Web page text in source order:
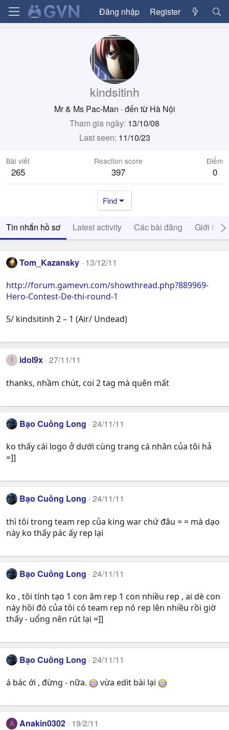
Đăng nhập Register
kindsitinh
Mr & Ms Pac-Man · đến từ Hà Nội
Tham gia ngày 13/10/08
Last seen 11/10/23
Bài viết
265
Reaction score
397
Điểm
0
Find
Tin nhắn hồ sơ Latest activity Các bài đăng Giới thiệu
Tom_Kazansky 13/12/11
http://forum.gamevn.com/showthread.php?889969-
Hero-Contest-De-thi-round-1
5/ kindsitinh 2 – 1 (Air/ Undead)
idol9x 27/11/11
thanks, nhầm chút, coi 2 tag mà quên mất
Bạo Cuồng Long 24/11/11
ko thấy cái logo ở dưới cùng trang cá nhân của tôi hả
=]]
Bạo Cuồng Long 24/11/11
thì tôi trong team rep của king war chứ đâu = = mà dạo
này ko thấy pác ấy rep lại
Bạo Cuồng Long 24/11/11
ko , tôi tính tạo 1 con âm rep 1 con nhiều rep , ai dè con
này hồi đó của tôi có team rep nó rep lên nhiều rồi giờ
thấy - uổng nên rút lại =]]
Bạo Cuồng Long 24/11/11
á bác ới , đừng - nữa. vừa edit bài lại
A Anakin0302 19/2/11